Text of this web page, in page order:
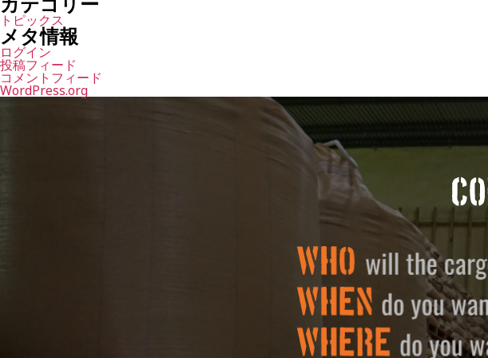
トピックス
メタ情報
ログイン
投稿フィード
コメントフィード
WordPress.org